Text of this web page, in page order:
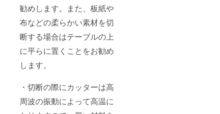
勧めします。また、板紙や
布などの柔らかい素材を切
断する場合はテーブルの上
に平らに置くことをお勧め
します。
・切断の際にカッターは高
周波の振動によって高温に